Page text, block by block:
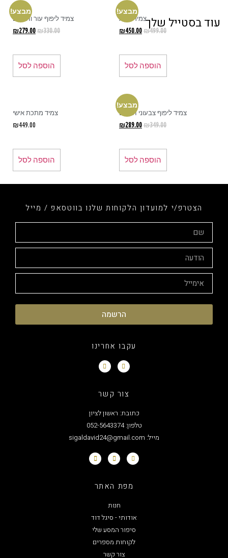
בסטייל שלך
מבצע!
צמיד אמא
₪499.00
₪450.00
הוספה לסל
מבצע!
צמיד ליפוף עור וחרוזים
₪330.00
₪279.00
הוספה לסל
מבצע!
צמיד ליפוף צבעוני חרוזים
₪349.00
₪289.00
הוספה לסל
צמיד מתכת אישי
₪449.00
הוספה לסל
הצטרפ/י למועדון הלקוחות שלנו בווטסאפ / מייל
הרשמה
עקבו אחרינו
צור קשר
כתובת: ראשון לציון
טלפון: 052-5643374
מפת האתר
אודותי - סיגל דוד
סיפור המסע שלי
לקוחות מספרים
צור קשר